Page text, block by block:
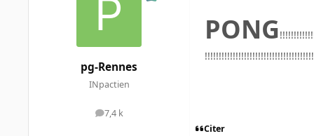
pg-Rennes
INpactien
7,4 k
messages
PONG
Citer